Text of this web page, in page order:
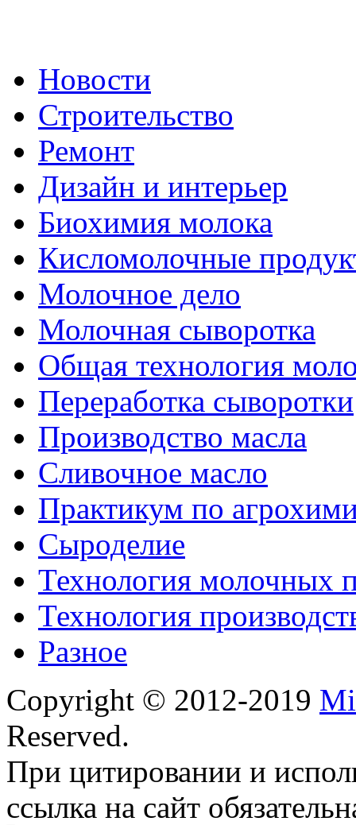
Новости
Строительство
Ремонт
Дизайн и интерьер
Биохимия молока
Кисломолочные
Молочное дело
Молочная сыворотка
Общая технология
Переработка сыворотки
Производство масла
Сливочное масло
Практикум по
Сыроделие
Технология молочных
Технология
Разное
Copyright © 2012-2019
Reserved.
При цитировании и
ссылка на сайт